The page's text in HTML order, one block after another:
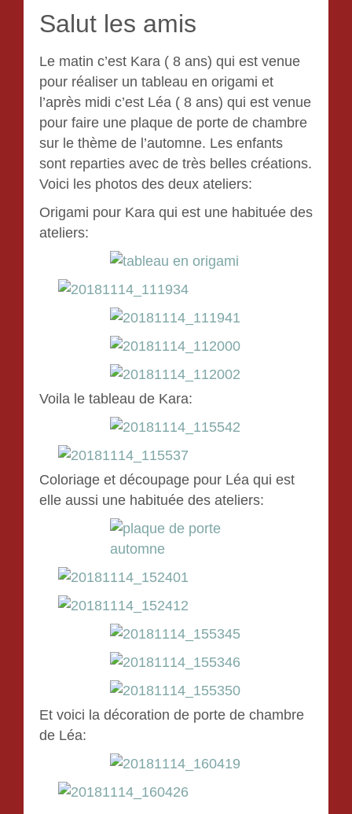
Salut les amis
Le matin c’est Kara ( 8 ans) qui est venue
pour réaliser un tableau en origami et
l’après midi c’est Léa ( 8 ans) qui est venue
pour faire une plaque de porte de chambre
sur le thème de l’automne. Les enfants
sont reparties avec de très belles créations.
Voici les photos des deux ateliers:
Origami pour Kara qui est une habituée des
ateliers:
Voila le tableau de Kara:
Coloriage et découpage pour Léa qui est
elle aussi une habituée des ateliers:
Et voici la décoration de porte de chambre
de Léa: